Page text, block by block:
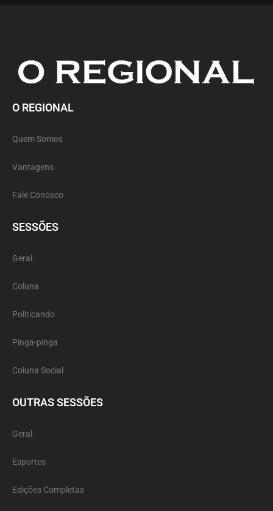
O REGIONAL
Quem Somos
Vantagens
Fale Conosco
SESSÕES
Geral
Coluna
Politicando
Pinga-pinga
Coluna Social
OUTRAS SESSÕES
Geral
Esportes
Edições Completas